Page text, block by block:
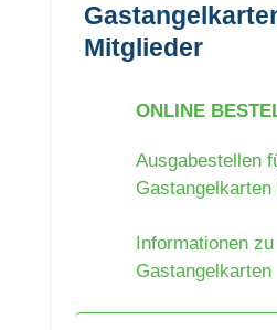
Mitglieder
ONLINE
Ausgabestellen
Gastangelkarten
Informationen zu
Gastangelkarten